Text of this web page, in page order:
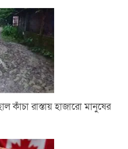
কাঁচা রাস্তায় হাজারো মানুষের